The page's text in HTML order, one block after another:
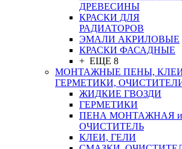
ДРЕВЕСИНЫ
КРАСКИ ДЛЯ
РАДИАТОРОВ
ЭМАЛИ АКРИЛОВЫЕ
КРАСКИ ФАСАДНЫЕ
+ ЕЩЕ 8
МОНТАЖНЫЕ ПЕНЫ,
ГЕРМЕТИКИ,
ЖИДКИЕ ГВОЗДИ
ГЕРМЕТИКИ
ПЕНА МОНТАЖНАЯ и
ОЧИСТИТЕЛЬ
КЛЕИ, ГЕЛИ